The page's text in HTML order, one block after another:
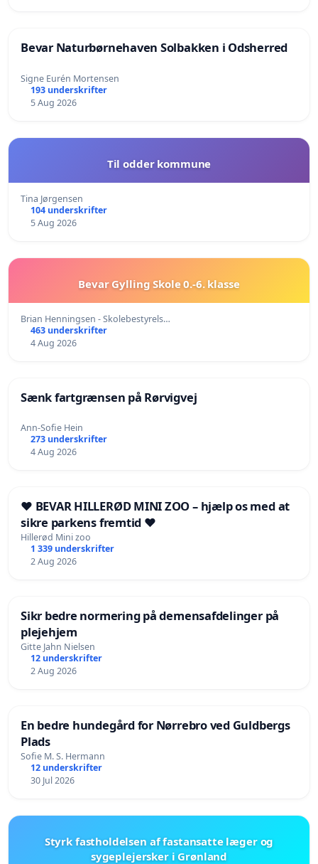
Bevar Naturbørnehaven Solbakken i Odsherred
Signe Eurén Mortensen
193 underskrifter
5 Aug 2026
Til odder kommune
Tina Jørgensen
104 underskrifter
5 Aug 2026
Bevar Gylling Skole 0.-6. klasse
Brian Henningsen - Skolebestyrels…
463 underskrifter
4 Aug 2026
Sænk fartgrænsen på Rørvigvej
Ann-Sofie Hein
273 underskrifter
4 Aug 2026
❤️ BEVAR HILLERØD MINI ZOO – hjælp os med at
sikre parkens fremtid ❤️
Hillerød Mini zoo
1 339 underskrifter
2 Aug 2026
Sikr bedre normering på demensafdelinger på
plejehjem
Gitte Jahn Nielsen
12 underskrifter
2 Aug 2026
En bedre hundegård for Nørrebro ved Guldbergs
Plads
Sofie M. S. Hermann
12 underskrifter
30 Jul 2026
Styrk fastholdelsen af fastansatte læger og
sygeplejersker i Grønland